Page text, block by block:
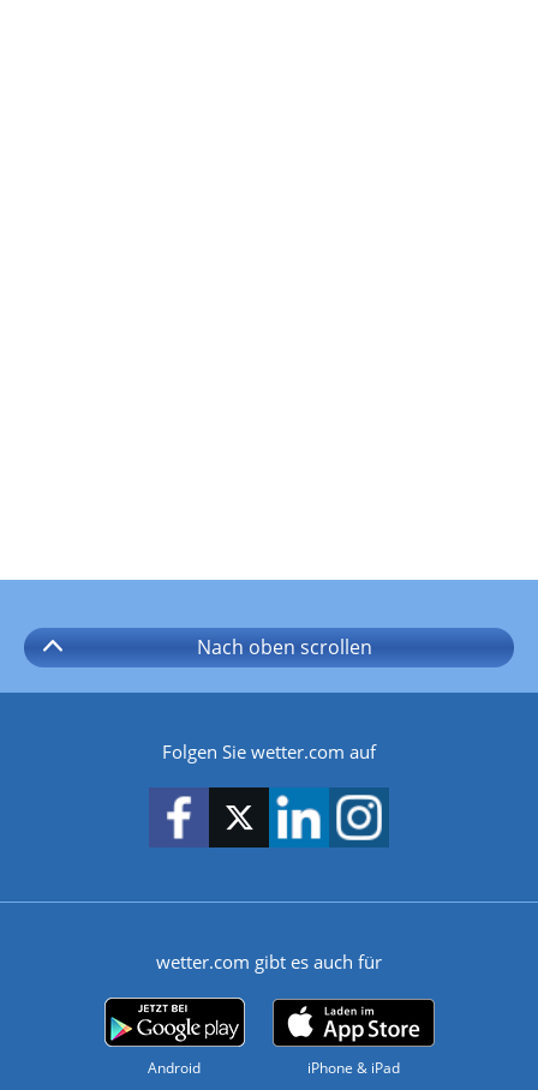
Nach oben scrollen
Folgen Sie wetter.com auf
wetter.com gibt es auch für
Android iPhone & iPad